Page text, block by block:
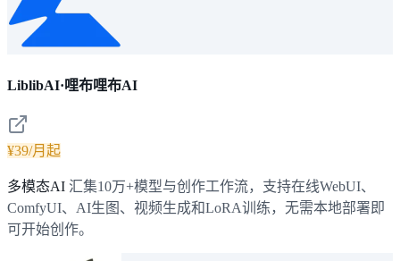
LiblibAI·哩布哩布AI
¥39/月起
多模态AI 汇集10万+模型与创作工作流，支持在线WebUI、
ComfyUI、AI生图、视频生成和LoRA训练，无需本地部署即
可开始创作。